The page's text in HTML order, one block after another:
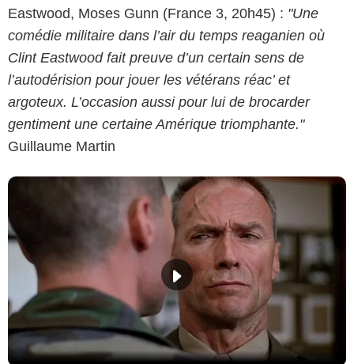
Eastwood, Moses Gunn (France 3, 20h45) : "Une
comédie militaire dans l’air du temps reaganien où
Clint Eastwood fait preuve d’un certain sens de
l’autodérision pour jouer les vétérans réac’ et
argoteux. L’occasion aussi pour lui de brocarder
gentiment une certaine Amérique triomphante."
Guillaume Martin